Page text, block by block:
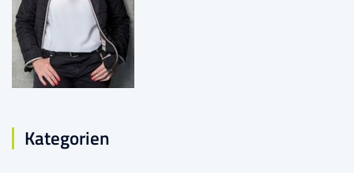
Kategorien